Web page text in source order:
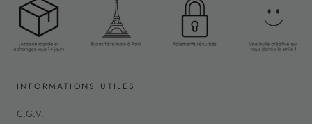
INFORMATIONS UTILES
C.G.V.